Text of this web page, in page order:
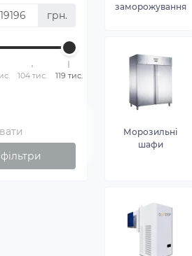
грн.
104 тис. 119 тис.
заморожування
Морозильні
шафи